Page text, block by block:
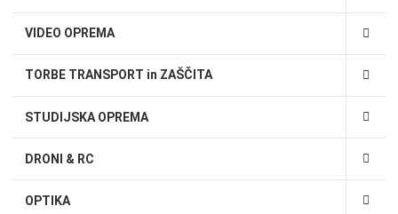
VIDEO OPREMA
TORBE TRANSPORT in ZAŠČITA
STUDIJSKA OPREMA
DRONI & RC
OPTIKA